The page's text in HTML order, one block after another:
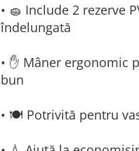
• 🧽 Include 2 rezerve
îndelungată
• ✋ Mâner
bun
• 🍽️ Potrivită pentru